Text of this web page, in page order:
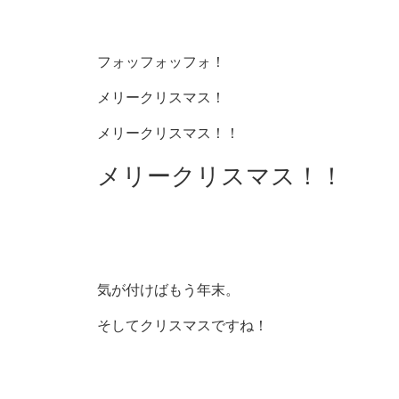
フォッフォッフォ！
メリークリスマス！
メリークリスマス！！
メリークリスマス！！
気が付けばもう年末。
そしてクリスマスですね！